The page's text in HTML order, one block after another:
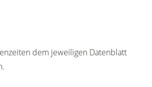
dem jeweiligen Datenblatt